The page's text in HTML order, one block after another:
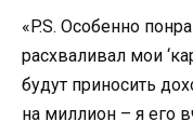
«P.S. Особенно
расхваливал мои
будут приносить
на миллион – я его